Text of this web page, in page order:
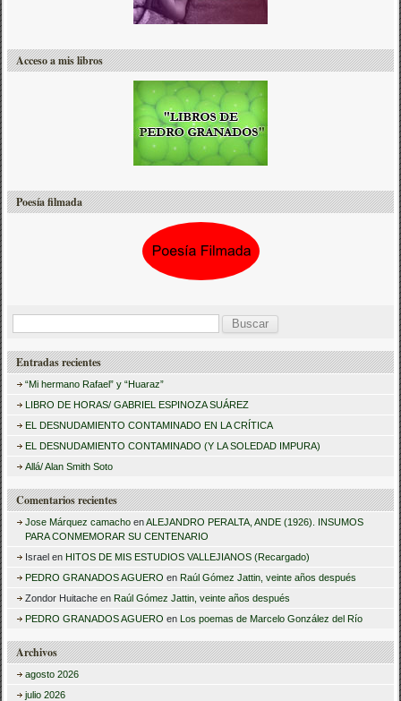
Acceso a mis libros
Poesía filmada
s
r
Entradas recientes
“Mi hermano Rafael” y “Huaraz”
LIBRO DE HORAS/ GABRIEL ESPINOZA SUÁREZ
EL DESNUDAMIENTO CONTAMINADO EN LA CRÍTICA
EL DESNUDAMIENTO CONTAMINADO (Y LA SOLEDAD IMPURA)
Allá/ Alan Smith Soto
Comentarios recientes
Jose Márquez camacho enALEJANDRO PERALTA, ANDE (1926). INSUMOS
PARA CONMEMORAR SU CENTENARIO
Israel en HITOS DE MIS ESTUDIOS VALLEJIANOS (Recargado)
PEDRO GRANADOS AGUERO en Raúl Gómez Jattin, veinte años después
Zondor Huitache en Raúl Gómez Jattin, veinte años después
PEDRO GRANADOS AGUERO en Los poemas de Marcelo González del Río
Archivos
agosto 2026
julio 2026